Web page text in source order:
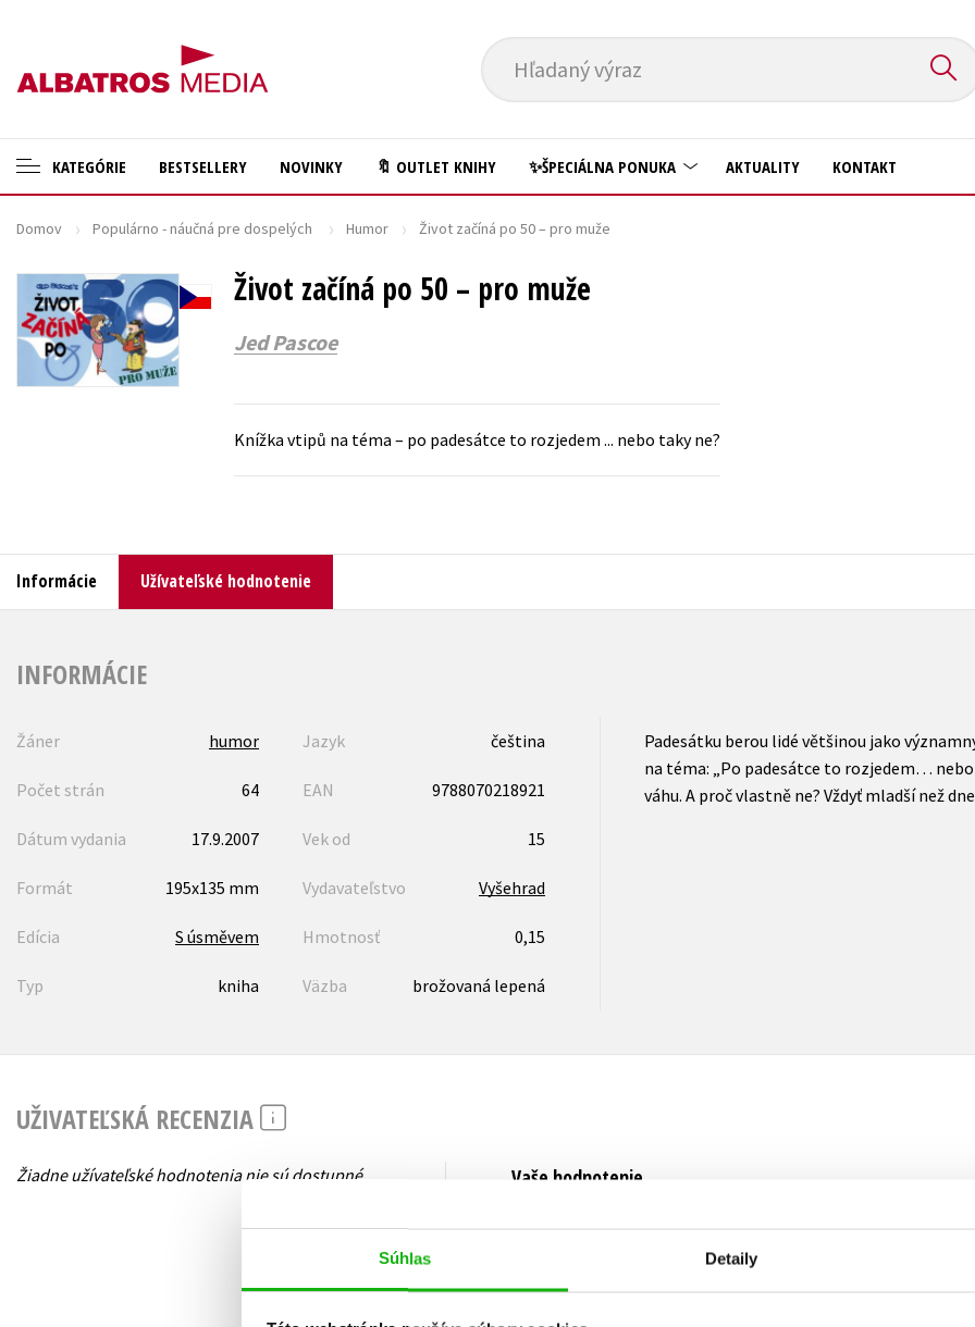
Súhlas Detaily
Hľadaný výraz
KATEGÓRIE
🛍️ Darčekové poukazy
✍️Knihy s podpisom
🎁 Limitované balíčky
🔥 Výhodné predpredaje
Beletria pre deti
Cestovanie
Darčekové publikácie
Doplnkový sortiment
Ezoterika a duchovný svet
História a military
Kalendáre, diáre
Krížovky
Ostatné
Zdravie a životný štýl
BESTSELLERY NOVINKY 🔖 OUTLET KNIHY ✨ŠPECIÁLNA PONUKA AKTUALITY KONTAKT
Domov Populárno - náučná pre dospelých Humor Život začíná po 50 – pro muže
Život začíná po 50 – pro muže
Jed Pascoe
Knížka vtipů na téma – po padesátce to rozjedem ... nebo taky ne?
Informácie Užívateľské hodnotenie
INFORMÁCIE
Žáner humor Jazyk čeština
Počet strán 64 EAN 9788070218921
Dátum vydania 17.9.2007 Vek od 15
Formát 195x135 mm Vydavateľstvo Vyšehrad
Edícia S úsměvem Hmotnosť 0,15
Typ kniha Väzba brožovaná lepená
Padesátku berou lidé většinou jako
na téma: „Po padesátce to rozjedem…
váhu. A proč vlastně ne? Vždyť mladší než
UŽIVATEĽSKÁ RECENZIA
Žiadne užívateľské hodnotenia nie sú dostupné. Vaše hodnotenie